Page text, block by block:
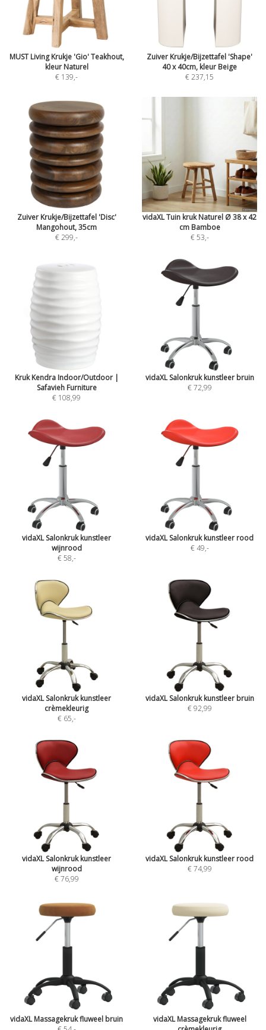
MUST Living Krukje 'Gio' Teakhout,
kleur Naturel
€ 139,-
Zuiver Krukje/Bijzettafel 'Shape'
40 x 40cm, kleur Beige
€ 237,15
Zuiver Krukje/Bijzettafel 'Disc'
Mangohout, 35cm
€ 299,-
vidaXL Tuin kruk Naturel Ø 38 x 42
cm Bamboe
€ 53,-
Kruk Kendra Indoor/Outdoor |
Safavieh Furniture
€ 108,99
vidaXL Salonkruk kunstleer bruin
€ 72,99
vidaXL Salonkruk kunstleer
wijnrood
€ 58,-
vidaXL Salonkruk kunstleer rood
€ 49,-
vidaXL Salonkruk kunstleer
crèmekleurig
€ 65,-
vidaXL Salonkruk kunstleer bruin
€ 92,99
vidaXL Salonkruk kunstleer
wijnrood
€ 76,99
vidaXL Salonkruk kunstleer rood
€ 74,99
vidaXL Massagekruk fluweel bruin
vidaXL Massagekruk fluweel